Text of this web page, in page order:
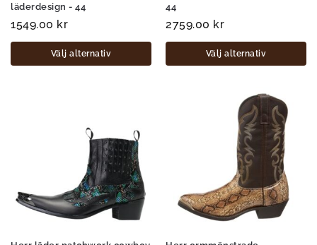
läderdesign - 44
1549.00 kr
Välj alternativ
44
2759.00 kr
Välj alternativ